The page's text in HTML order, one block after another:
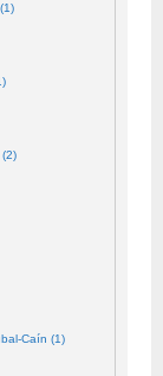
Caín (1)